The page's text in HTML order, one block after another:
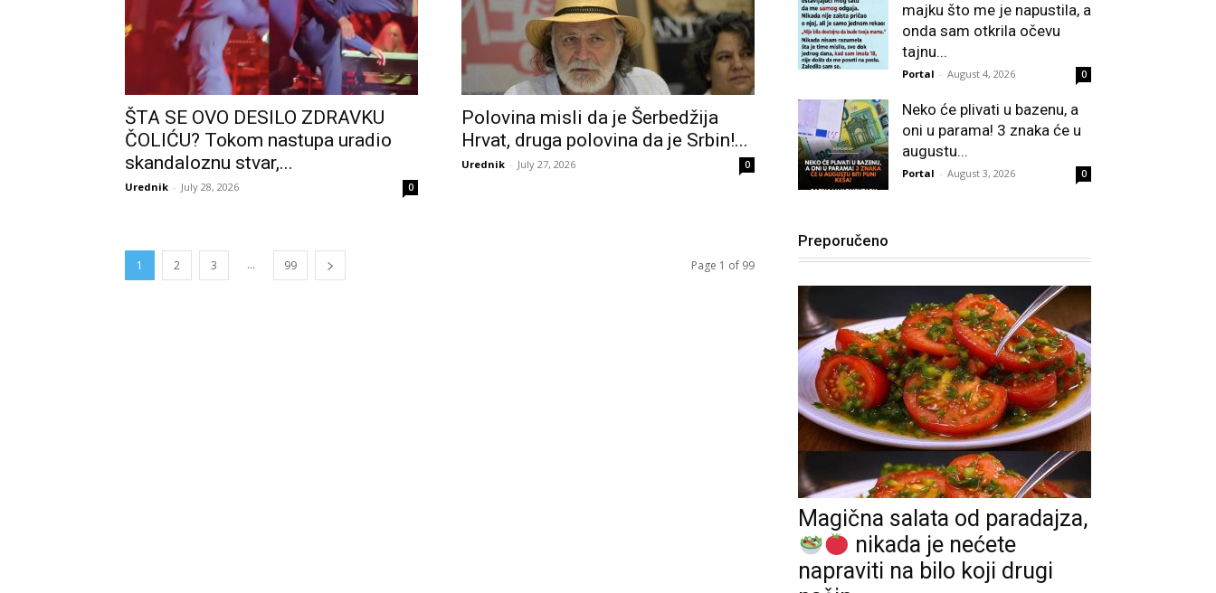
ŠTA SE OVO DESILO ZDRAVKU
ČOLIĆU? Tokom nastupa uradio
skandaloznu stvar,...
Urednik - July 28, 2026 0
Polovina misli da je Šerbedžija
Hrvat, druga polovina da je Srbin!...
Urednik - July 27, 2026 0
1 2 3 ... 99 Page 1 of 99
majku što me je napustila, a
onda sam otkrila očevu
tajnu...
Portal - August 4, 2026 0
Neko će plivati u bazenu, a
oni u parama! 3 znaka će u
augustu...
Portal - August 3, 2026 0
Preporučeno
Magična salata od paradajza,
nikada je nećete
napraviti na bilo koji drugi